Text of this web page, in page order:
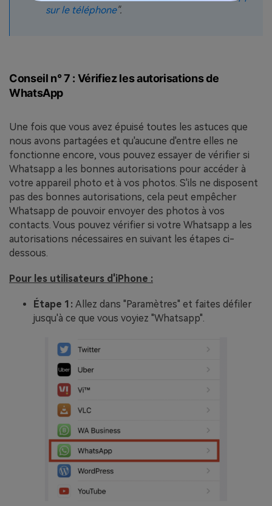
sur le téléphone".
Conseil n° 7 : Vérifiez les autorisations de
WhatsApp
Une fois que vous avez épuisé toutes les astuces que
nous avons partagées et qu'aucune d'entre elles ne
fonctionne encore, vous pouvez essayer de vérifier si
Whatsapp a les bonnes autorisations pour accéder à
votre appareil photo et à vos photos. S'ils ne disposent
pas des bonnes autorisations, cela peut empêcher
Whatsapp de pouvoir envoyer des photos à vos
contacts. Vous pouvez vérifier si votre Whatsapp a les
autorisations nécessaires en suivant les étapes ci-
dessous.
Pour les utilisateurs d'iPhone :
Étape 1: Allez dans "Paramètres" et faites défiler
jusqu'à ce que vous voyiez "Whatsapp".